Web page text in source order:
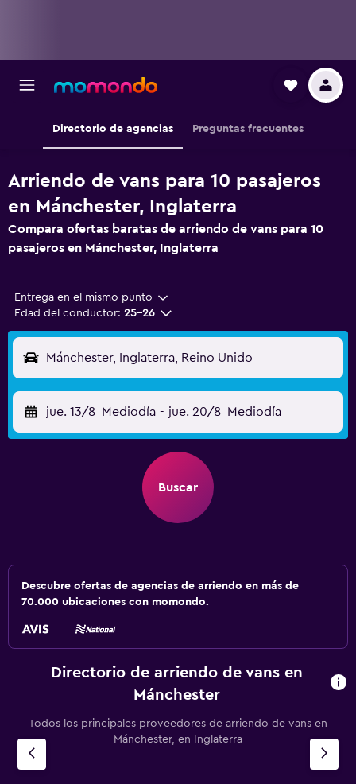
Directorio de agencias Preguntas frecuentes
Arriendo de vans para 10 pasajeros
en Mánchester, Inglaterra
Compara ofertas baratas de arriendo de vans para 10
pasajeros en Mánchester, Inglaterra
Entrega en el mismo punto
Edad del conductor: 25-26
Mánchester, Inglaterra, Reino Unido
jue. 13/8 Mediodía - jue. 20/8 Mediodía
Buscar
Descubre ofertas de agencias de arriendo en más de
70.000 ubicaciones con momondo.
Directorio de arriendo de vans en
Mánchester
Todos los principales proveedores de arriendo de vans en
Mánchester, en Inglaterra